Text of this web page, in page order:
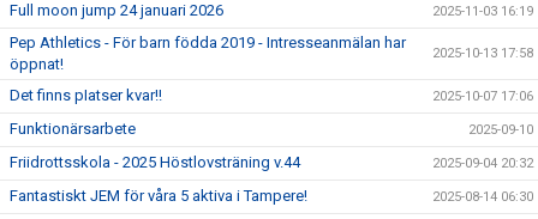
Full moon jump 24 januari 2026 2025-11-03 16:19
Pep Athletics - För barn födda 2019 - Intresseanmälan har
öppnat!
2025-10-13 17:58
Det finns pIatser kvar!! 2025-10-07 17:06
Funktionärsarbete 2025-09-10
Friidrottsskola - 2025 Höstlovsträning v.44 2025-09-04 20:32
Fantastiskt JEM för våra 5 aktiva i Tampere! 2025-08-14 06:30